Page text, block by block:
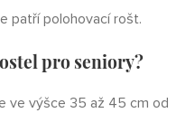
patří polohovací rošt.
pro seniory?
ve výšce 35 až 45 cm od